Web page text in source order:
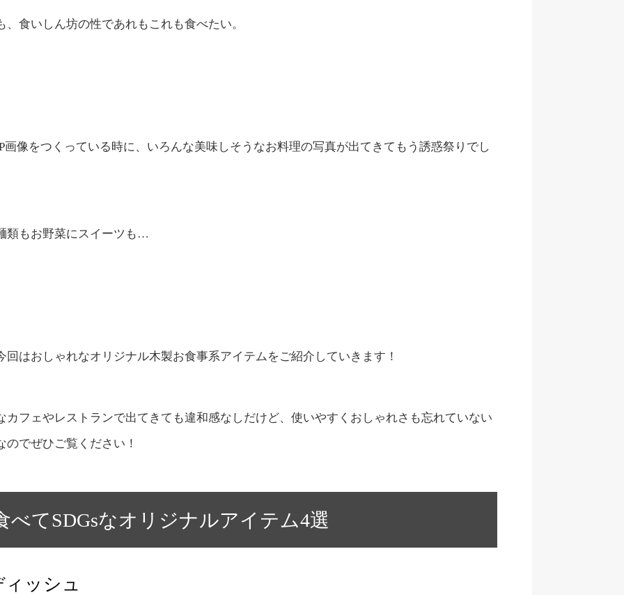
、食いしん坊の性であれもこれも食べたい。
画像をつくっている時に、いろんな美味しそうなお料理の写真が出てきてもう誘惑祭りでし
類もお野菜にスイーツも…
回はおしゃれなオリジナル木製お食事系アイテムをご紹介していきます！
カフェやレストランで出てきても違和感なしだけど、使いやすくおしゃれさも忘れていない
のでぜひご覧ください！
べてSDGsなオリジナルアイテム4選
ッシュ